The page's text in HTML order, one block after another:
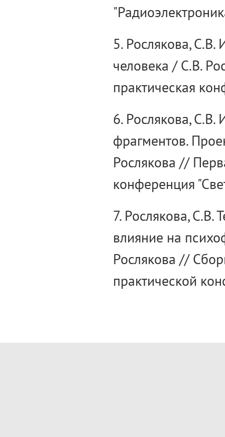
5. Рослякова,
человека / С.В.
практическая
6. Рослякова, С.В.
фрагментов.
Рослякова //
конференция
7. Рослякова, С.В.
влияние на
Рослякова //
практической